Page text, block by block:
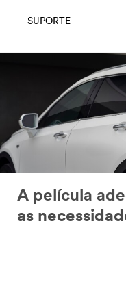
SUPORTE
A película
as